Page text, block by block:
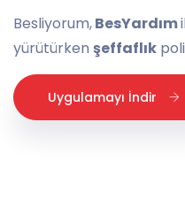
Besliyorum,BesYardım
yürütürken şeffaflık
Uygulamayı İndir